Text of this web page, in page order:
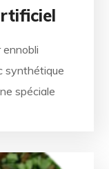
synthétique
spéciale